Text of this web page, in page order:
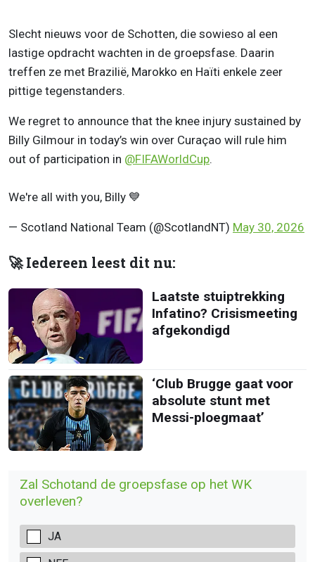
Slecht nieuws voor de Schotten, die sowieso al een
lastige opdracht wachten in de groepsfase. Daarin
treffen ze met Brazilië, Marokko en Haïti enkele zeer
pittige tegenstanders.
We regret to announce that the knee injury sustained by
Billy Gilmour in today’s win over Curaçao will rule him
out of participation in @FIFAWorldCup.
We're all with you, Billy 💙
— Scotland National Team (@ScotlandNT) May 30, 2026
🚀 Iedereen leest dit nu:
Laatste stuiptrekking
Infatino? Crisismeeting
afgekondigd
‘Club Brugge gaat voor
absolute stunt met
Messi-ploegmaat’
Zal Schotand de groepsfase op het WK
overleven?
JA